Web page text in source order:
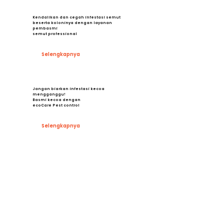
Kendalikan dan cegah infestasi semut
beserta koloninya dengan layanan
pembasmi
semut professional
Selengkapnya
Jangan biarkan infestasi kecoa
mengganggu!
Basmi kecoa dengan
ecoCare Pest control
Selengkapnya